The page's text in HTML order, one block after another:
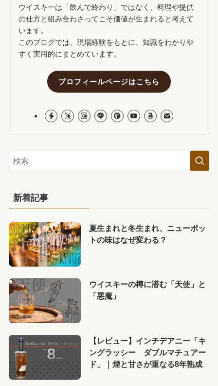
ウイスキーは「飲んで終わり」ではなく、料理や提供
の仕方と組み合わさってこそ価値が生まれると考えて
います。
このブログでは、現場経験をもとに、知識をわかりや
すく実用的にまとめています。
プロフィールページはこちら
新着記事
夏生まれと冬生まれ、ニューポッ
トの味はなぜ変わる？
ウイスキーの樽に潜む「天使」と
「悪魔」
【レビュー】インチデアニー「キ
ングラッシー ダブルマチュアー
ド」｜煙と甘さが重なる8年熟成